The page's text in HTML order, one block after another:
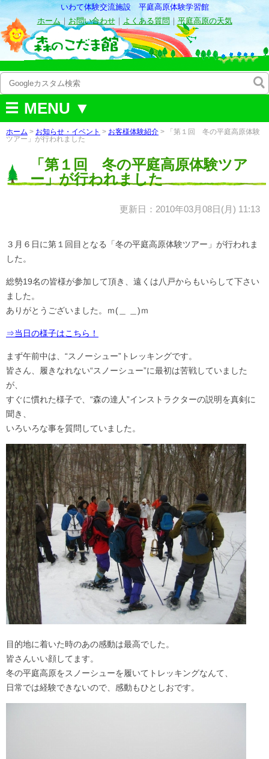
いわて体験交流施設 平庭高原体験学習館
ホーム｜ お問い合わせ｜ よくある質問 ｜ 平庭高原の天気
MENU ▼
ホーム > お知らせ・イベント > お客様体験紹介 > 「第１回 冬の平庭高原体験
ツアー」が行われました
「第１回 冬の平庭高原体験ツア
ー」が行われました
更新日：2010年03月08日(月) 11:13
３月６日に第１回目となる「冬の平庭高原体験ツアー」が行われま
した。
総勢19名の皆様が参加して頂き、遠くは八戸からもいらして下さい
ました。
ありがとうございました。ｍ(＿ ＿)ｍ
⇒当日の様子はこちら！
まず午前中は、“スノーシュー”トレッキングです。
皆さん、履きなれない“スノーシュー”に最初は苦戦していました
が、
すぐに慣れた様子で、“森の達人”インストラクターの説明を真剣に
聞き、
いろいろな事を質問していました。
目的地に着いた時のあの感動は最高でした。
皆さんいい顔してます。
冬の平庭高原をスノーシューを履いてトレッキングなんて、
日常では経験できないので、感動もひとしおです。